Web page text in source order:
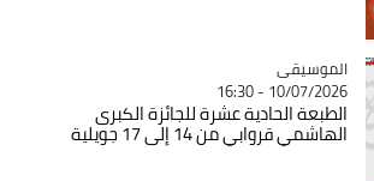
Catégorie
الموسيقى
10/07/2026 - 16:30
الطبعة الحادية عشرة للجائزة الكبرى
الهاشمي قروابي من 14 إلى 17 جويلية